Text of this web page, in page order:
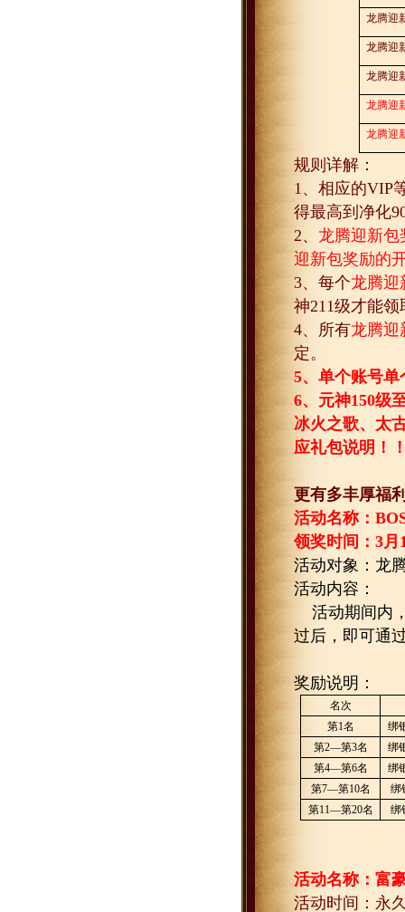
龙腾迎
龙腾迎
龙腾迎
龙腾迎
龙腾迎
规则详解：
1、相应的VIP
得最高到净化
2、 龙腾迎新
迎新包奖励的
3、每个龙腾迎
神211级才能领
4、所有龙腾迎
定。
5、单个账号
6、元神150级
冰火之歌、太
应礼包说明！
更有多丰厚福
活动名称：
领奖时间： 3月
活动对象：龙
活动内容：
活动期间内
过后，即可通
奖励说明：
名次
第1名
绑
第2—第3名
绑
第4—第6名
绑
第7—第10名
绑
第11—第20名 绑
活动名称：富
活动时间：永